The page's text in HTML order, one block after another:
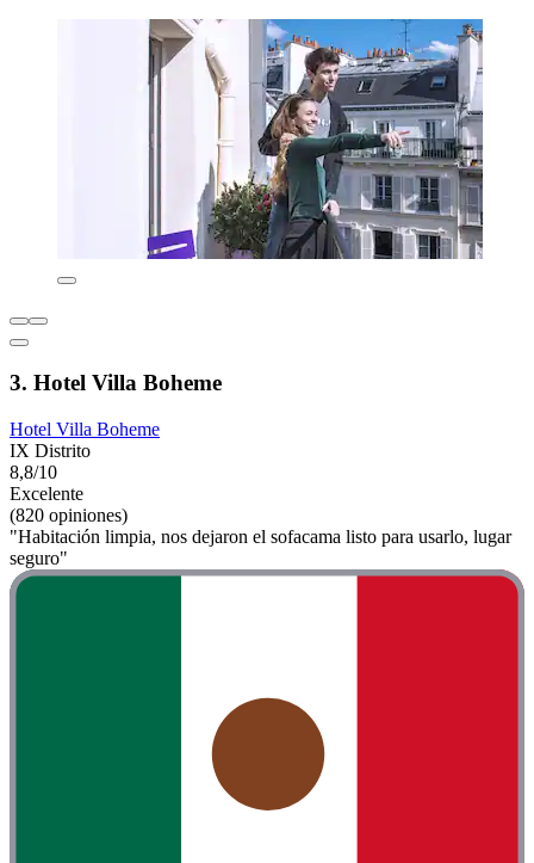
3. Hotel Villa Boheme
Hotel Villa Boheme
IX Distrito
8,8/10
Excelente
(820 opiniones)
"Habitación limpia, nos dejaron el sofacama listo para usarlo, lugar
seguro"